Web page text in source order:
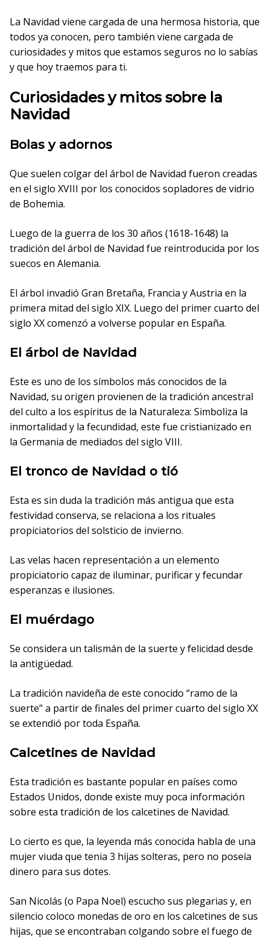
La Navidad viene cargada de una hermosa historia, que
todos ya conocen, pero también viene cargada de
curiosidades y mitos que estamos seguros no lo sabías
y que hoy traemos para ti.
Curiosidades y mitos sobre la
Navidad
Bolas y adornos
Que suelen colgar del árbol de Navidad fueron creadas
en el siglo XVIII por los conocidos sopladores de vidrio
de Bohemia.
Luego de la guerra de los 30 años (1618-1648) la
tradición del árbol de Navidad fue reintroducida por los
suecos en Alemania.
El árbol invadió Gran Bretaña, Francia y Austria en la
primera mitad del siglo XIX. Luego del primer cuarto del
siglo XX comenzó a volverse popular en España.
El árbol de Navidad
Este es uno de los símbolos más conocidos de la
Navidad, su origen provienen de la tradición ancestral
del culto a los espíritus de la Naturaleza: Simboliza la
inmortalidad y la fecundidad, este fue cristianizado en
la Germania de mediados del siglo VIII.
El tronco de Navidad o tió
Esta es sin duda la tradición más antigua que esta
festividad conserva, se relaciona a los rituales
propiciatorios del solsticio de invierno.
Las velas hacen representación a un elemento
propiciatorio capaz de iluminar, purificar y fecundar
esperanzas e ilusiones.
El muérdago
Se considera un talismán de la suerte y felicidad desde
la antigüedad.
La tradición navideña de este conocido “ramo de la
suerte” a partir de finales del primer cuarto del siglo XX
se extendió por toda España.
Calcetines de Navidad
Esta tradición es bastante popular en países como
Estados Unidos, donde existe muy poca información
sobre esta tradición de los calcetines de Navidad.
Lo cierto es que, la leyenda más conocida habla de una
mujer viuda que tenia 3 hijas solteras, pero no poseía
dinero para sus dotes.
San Nicolás (o Papa Noel) escucho sus plegarias y, en
silencio coloco monedas de oro en los calcetines de sus
hijas, que se encontraban colgando sobre el fuego de